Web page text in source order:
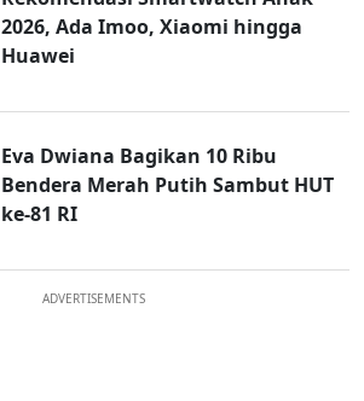
2026, Ada Imoo, Xiaomi hingga
Huawei
Eva Dwiana Bagikan 10 Ribu
Bendera Merah Putih Sambut HUT
ke-81 RI
ADVERTISEMENTS